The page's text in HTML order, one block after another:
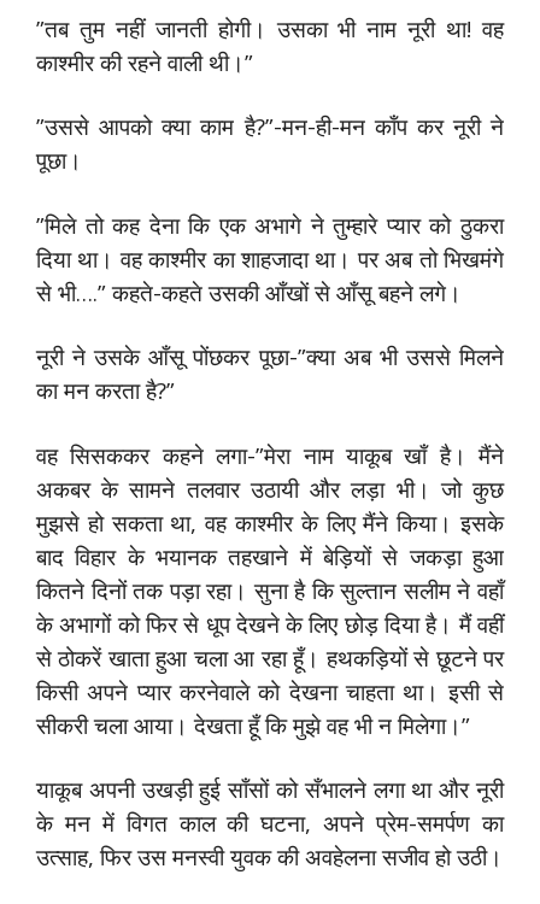
”तब तुम नहीं जानती होगी। उसका भी नाम नूरी था! वह
काश्मीर की रहने वाली थी।”
”उससे आपको क्या काम है?”-मन-ही-मन काँप कर नूरी ने
पूछा।
”मिले तो कह देना कि एक अभागे ने तुम्हारे प्यार को ठुकरा
दिया था। वह काश्मीर का शाहजादा था। पर अब तो भिखमंगे
से भी….” कहते-कहते उसकी आँखों से आँसू बहने लगे।
नूरी ने उसके आँसू पोंछकर पूछा-”क्या अब भी उससे मिलने
का मन करता है?”
वह सिसककर कहने लगा-”मेरा नाम याकूब खाँ है। मैंने
अकबर के सामने तलवार उठायी और लड़ा भी। जो कुछ
मुझसे हो सकता था, वह काश्मीर के लिए मैंने किया। इसके
बाद विहार के भयानक तहखाने में बेड़ियों से जकड़ा हुआ
कितने दिनों तक पड़ा रहा। सुना है कि सुल्तान सलीम ने वहाँ
के अभागों को फिर से धूप देखने के लिए छोड़ दिया है। मैं वहीं
से ठोकरें खाता हुआ चला आ रहा हूँ। हथकड़ियों से छूटने पर
किसी अपने प्यार करनेवाले को देखना चाहता था। इसी से
सीकरी चला आया। देखता हूँ कि मुझे वह भी न मिलेगा।”
याकूब अपनी उखड़ी हुई साँसों को सँभालने लगा था और नूरी
के मन में विगत काल की घटना, अपने प्रेम-समर्पण का
उत्साह, फिर उस मनस्वी युवक की अवहेलना सजीव हो उठी।